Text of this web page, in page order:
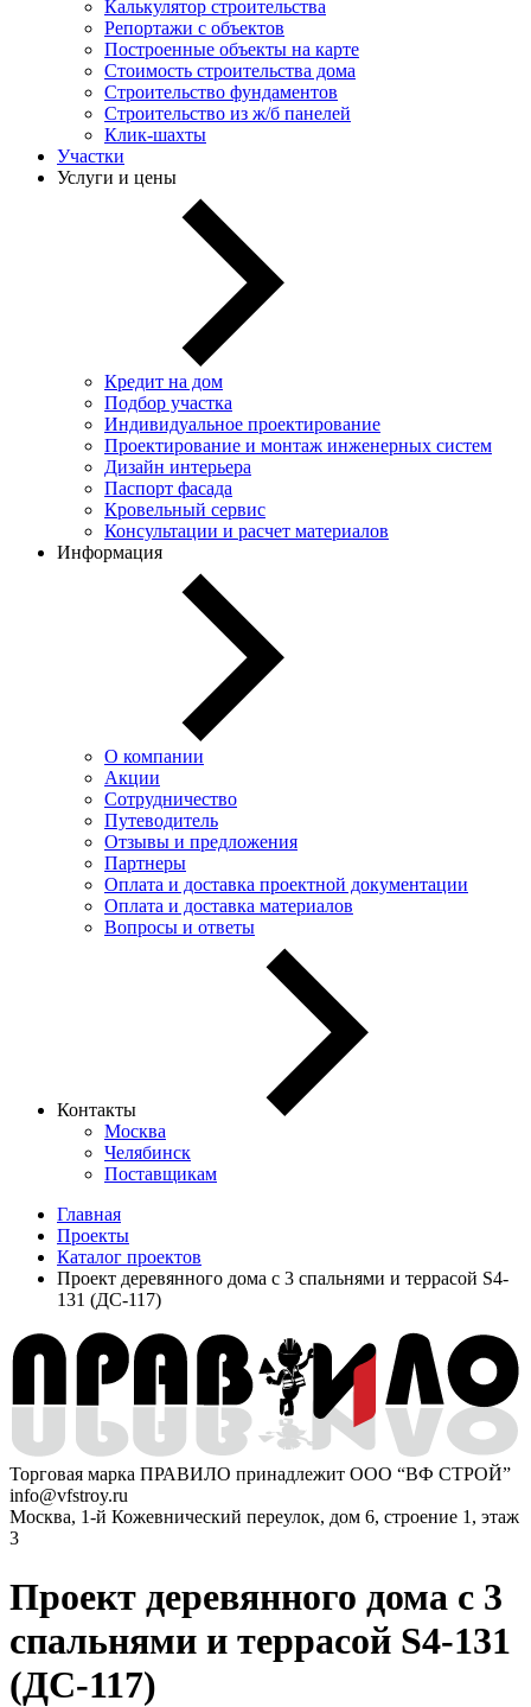
Калькулятор строительства
Репортажи с объектов
Построенные объекты на карте
Стоимость строительства дома
Строительство фундаментов
Строительство из ж/б панелей
Клик-шахты
Участки
Услуги и цены
Кредит на дом
Подбор участка
Индивидуальное проектирование
Проектирование и монтаж инженерных систем
Дизайн интерьера
Паспорт фасада
Кровельный сервис
Консультации и расчет материалов
Информация
О компании
Акции
Сотрудничество
Путеводитель
Отзывы и предложения
Партнеры
Оплата и доставка проектной документации
Оплата и доставка материалов
Вопросы и ответы
Контакты
Москва
Челябинск
Поставщикам
Главная
Проекты
Каталог проектов
Проект деревянного дома с 3 спальнями и террасой S4-
131 (ДС-117)
Торговая марка ПРАВИЛО принадлежит ООО “ВФ СТРОЙ”
info@vfstroy.ru
Москва, 1-й Кожевнический переулок, дом 6, строение 1, этаж
3
Проект деревянного дома с 3
спальнями и террасой S4-131
(ДС-117)